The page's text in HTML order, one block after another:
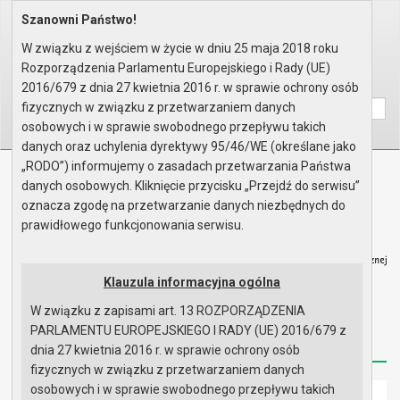
Home Organy Rada Miejska
Materiały na sesję
Wyszukaj na stronie:
AAA
Biuletyn Informacji Publicznej
Urząd Miasta i Gminy w Gryfinie
Strona główna Mapa serwisu Aktualności
Redakcja Instrukcja korzystania Dostępność
Strona główna
Szanowni Państwo!
W związku z wejściem w życie w dniu 25 maja 2018 roku
Rozporządzenia Parlamentu Europejskiego i Rady (UE)
2016/679 z dnia 27 kwietnia 2016 r. w sprawie ochrony osób
fizycznych w związku z przetwarzaniem danych
osobowych i w sprawie swobodnego przepływu takich
danych oraz uchylenia dyrektywy 95/46/WE (określane jako
„RODO”) informujemy o zasadach przetwarzania Państwa
danych osobowych. Kliknięcie przycisku „Przejdź do serwisu”
oznacza zgodę na przetwarzanie danych niezbędnych do
prawidłowego funkcjonowania serwisu.
Klauzula informacyjna ogólna
W związku z zapisami art. 13 ROZPORZĄDZENIA
PARLAMENTU EUROPEJSKIEGO I RADY (UE) 2016/679 z
dnia 27 kwietnia 2016 r. w sprawie ochrony osób
fizycznych w związku z przetwarzaniem danych
osobowych i w sprawie swobodnego przepływu takich